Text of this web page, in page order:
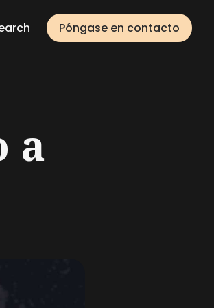
Póngase en contacto
a